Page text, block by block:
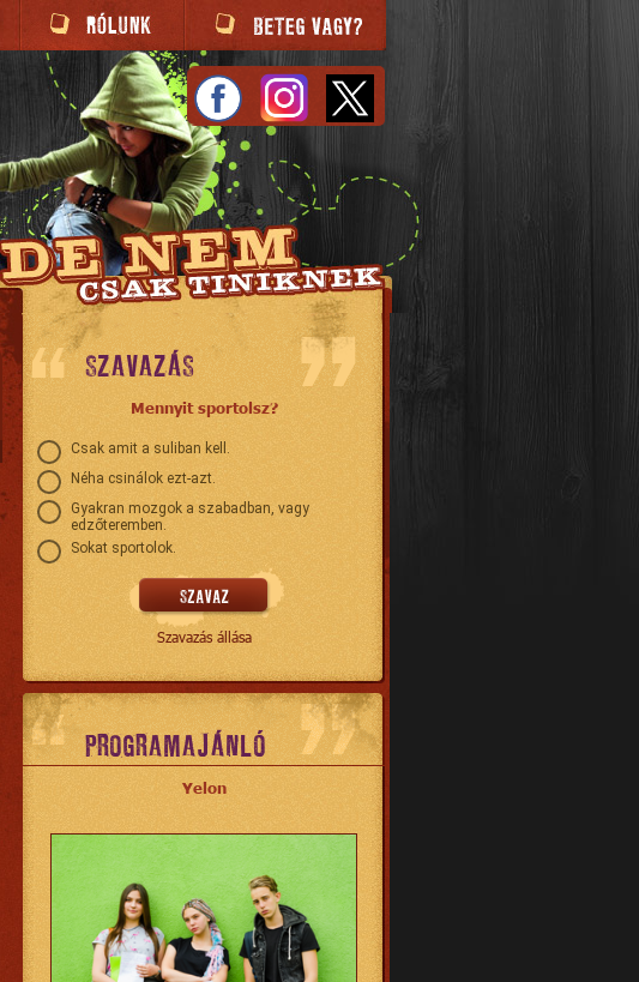
SZAVAZÁS
Mennyit sportolsz?
Csak amit a suliban kell.
Néha csinálok ezt-azt.
Gyakran mozgok a szabadban, vagy
edzőteremben.
Sokat sportolok.
Szavazás állása
PROGRAMAJÁNLÓ
Yelon